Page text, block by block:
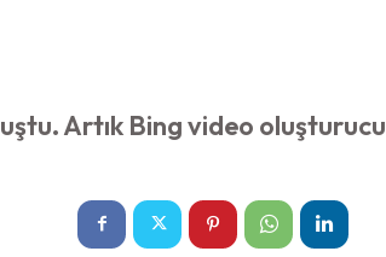
Artık Bing video oluşturucu